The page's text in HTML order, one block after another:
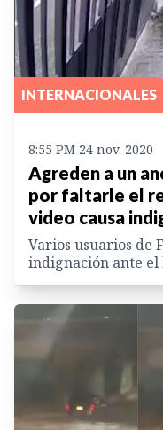
INTERNACIONALES
8:55 PM 24 nov. 2020
Agreden a un
por faltarle el
video causa
Varios usuarios de
indignación ante el